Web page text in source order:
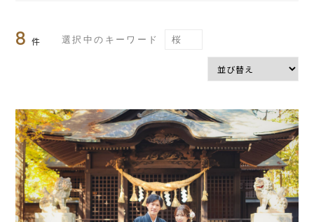
8 件 選択中のキーワード 桜